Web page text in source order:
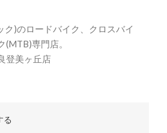
ク)のロードバイク、クロスバイ
(MTB)専門店。
登美ヶ丘店
る